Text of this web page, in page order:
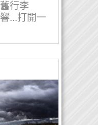
行李
...打開一